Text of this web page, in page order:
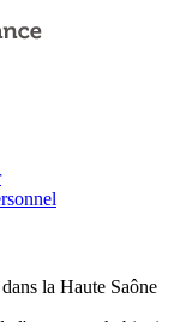
la Haute Saône